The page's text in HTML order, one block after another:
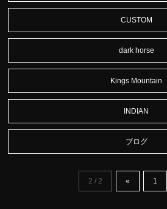
CUSTOM
dark horse
Kings Mountain
INDIAN
ブログ
2 / 2 « 1